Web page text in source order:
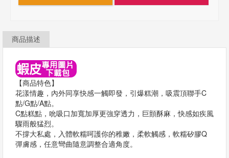
商品描述
【商品特色】
花漾情趣，內外同享快感一觸即發，引爆糕潮，吸震頂聯手C
點/G點/A點。
C點糕點，吮吸口加寬加厚更強穿透力，巨顫酥麻，快感如疾風
驟雨般猛烈。
不撐大私處，入體軟糯呵護你的稚嫩，柔軟觸感，軟糯矽膠Q
彈膚感，任意彎曲隨意調整合適角度。